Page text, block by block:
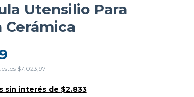
Utensilio Para
Cerámica
$7.023,97
sin interés de $2.833